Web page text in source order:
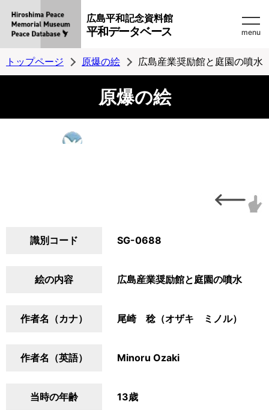
広島平和記念資料館
平和データベース menu
トップページ 原爆の絵 広島産業奨励館と庭園の噴水
原爆の絵
識別コード SG-0688
絵の内容 広島産業奨励館と庭園の噴水
作者名（カナ） 尾崎 稔（オザキ ミノル）
作者名（英語） Minoru Ozaki
当時の年齢 13歳